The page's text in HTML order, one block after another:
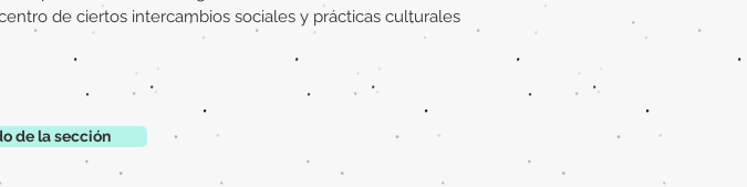
de ciertos intercambios sociales y prácticas culturales
de la sección